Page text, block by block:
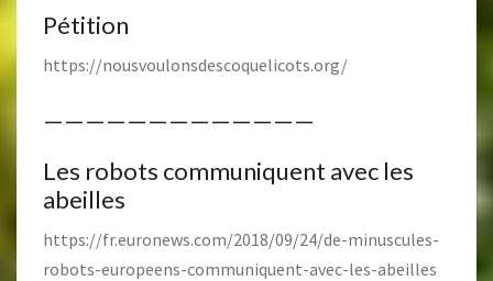
Pétition
https://nousvoulonsdescoquelicots.org/
—————————————
Les robots communiquent avec les
abeilles
https://fr.euronews.com/2018/09/24/de-minuscules-
robots-europeens-communiquent-avec-les-abeilles